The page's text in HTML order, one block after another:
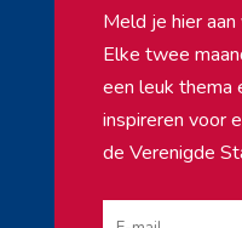
Meld je hier
Elke twee
een leuk thema
inspireren voor
de Verenigde